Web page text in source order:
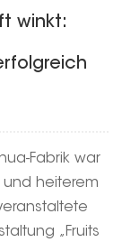
winkt:
Fabrik war
und heiterem
„Fruits